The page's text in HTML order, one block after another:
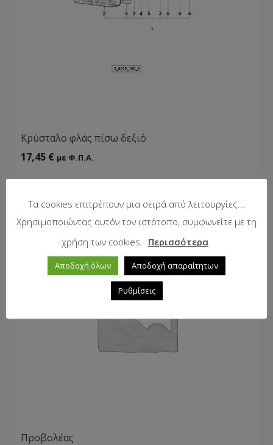
Κρύσταλο φλάς πίσω δεξιό
17,45 € με Φ.Π.Α.
Προβολέας
Τα cookies επιτρέπουν μια σειρά από λειτουργίες...
Χρησιμοποιώντας αυτόν τον ιστότοπο, συμφωνείτε με τη
χρήση των cookies. Περισσότερα
Αποδοχή όλων Αποδοχή απαραίτητων
Ρυθμίσεις